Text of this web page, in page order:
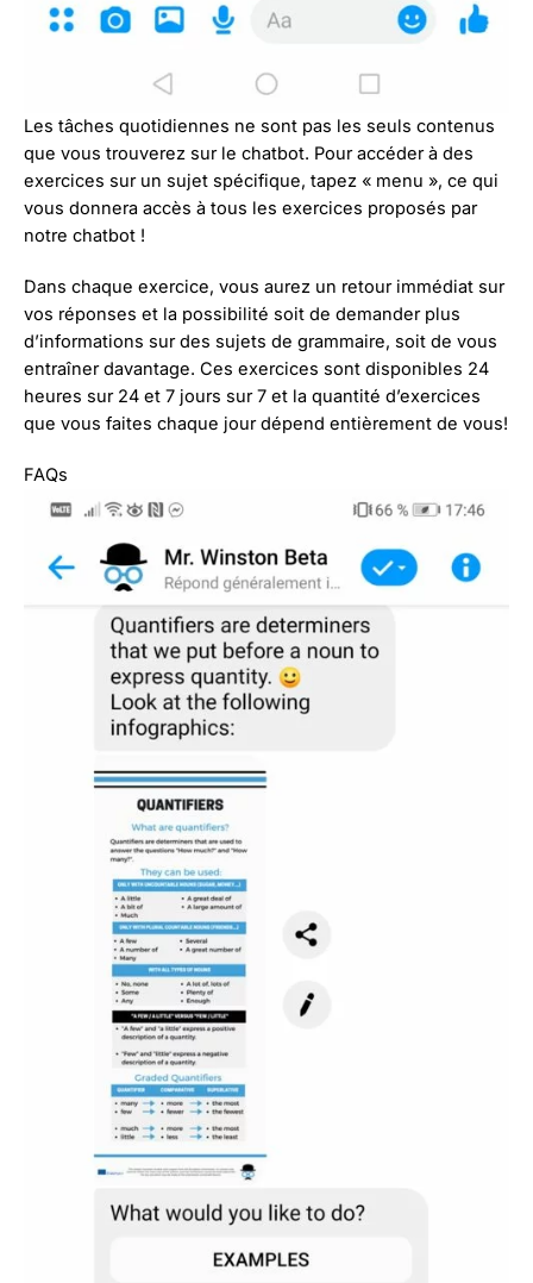
Les tâches quotidiennes ne sont pas les seuls contenus
que vous trouverez sur le chatbot. Pour accéder à des
exercices sur un sujet spécifique, tapez « menu », ce qui
vous donnera accès à tous les exercices proposés par
notre chatbot !
Dans chaque exercice, vous aurez un retour immédiat sur
vos réponses et la possibilité soit de demander plus
d’informations sur des sujets de grammaire, soit de vous
entraîner davantage. Ces exercices sont disponibles 24
heures sur 24 et 7 jours sur 7 et la quantité d’exercices
que vous faites chaque jour dépend entièrement de vous!
FAQs​